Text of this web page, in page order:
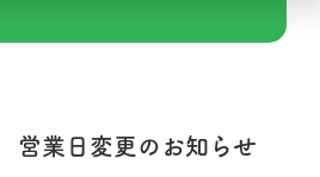
業日変更のお知らせ